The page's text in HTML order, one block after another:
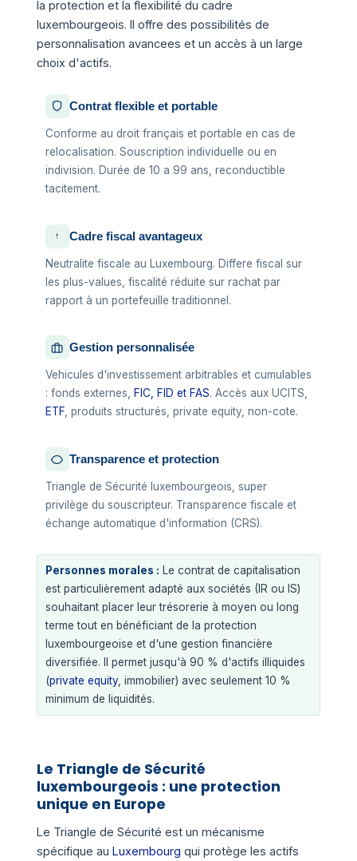
la protection et la flexibilité du cadre
luxembourgeois. Il offre des possibilités de
personnalisation avancees et un accès à un large
choix d'actifs.
Contrat flexible et portable
Conforme au droit français et portable en cas de
relocalisation. Souscription individuelle ou en
indivision. Durée de 10 a 99 ans, reconductible
tacitement.
Cadre fiscal avantageux
Neutralite fiscale au Luxembourg. Differe fiscal sur
les plus-values, fiscalité réduite sur rachat par
rapport à un portefeuille traditionnel.
Gestion personnalisée
Vehicules d'investissement arbitrables et cumulables
: fonds externes, FIC, FID et FAS. Accès aux UCITS,
ETF, produits structurés, private equity, non-cote.
Transparence et protection
Triangle de Sécurité luxembourgeois, super
privilège du souscripteur. Transparence fiscale et
échange automatique d'information (CRS).
Personnes morales : Le contrat de capitalisation
est particulièrement adapté aux sociétés (IR ou IS)
souhaitant placer leur trésorerie à moyen ou long
terme tout en bénéficiant de la protection
luxembourgeoise et d'une gestion financière
diversifiée. Il permet jusqu'à 90 % d'actifs illiquides
(private equity, immobilier) avec seulement 10 %
minimum de liquidités.
Le Triangle de Sécurité
luxembourgeois : une protection
unique en Europe
Le Triangle de Sécurité est un mécanisme
spécifique auLuxembourg qui protège les actifs